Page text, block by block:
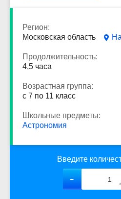
Регион:
Московская область
Продолжительность:
4,5 часа
Возрастная группа:
с 7 по 11 класс
Школьные предметы:
Астрономия
Введите